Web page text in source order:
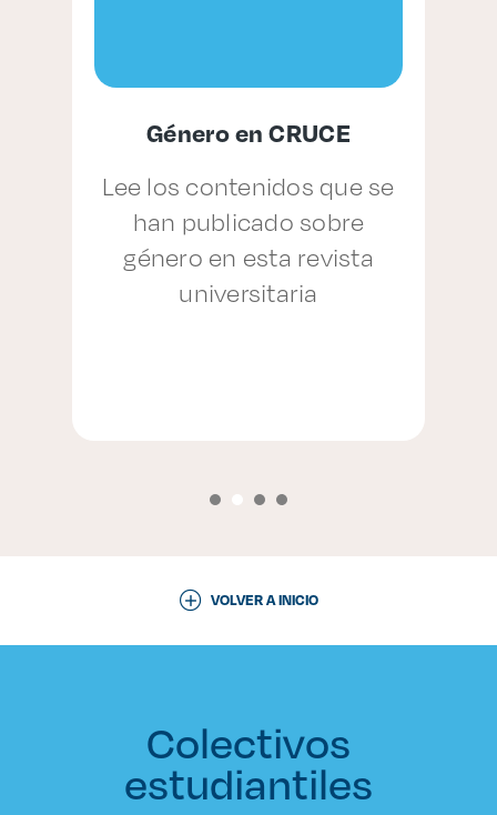
Género en CRUCE
Lee los contenidos que se
han publicado sobre
género en esta revista
universitaria
VOLVER A INICIO
Colectivos
estudiantiles